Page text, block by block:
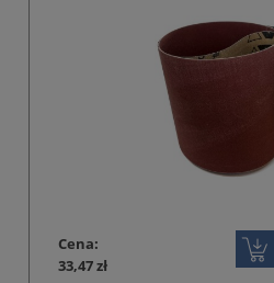
Cena:
33,47 zł